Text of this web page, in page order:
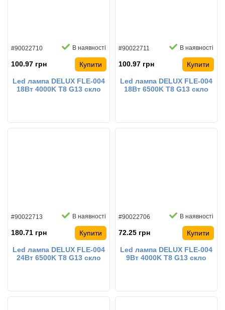
#90022710 В наявності
100.97 грн Купити
Led лампа DELUX FLE-004
18Вт 4000K T8 G13 скло
#90022711 В наявності
100.97 грн Купити
Led лампа DELUX FLE-004
18Вт 6500K T8 G13 скло
#90022713 В наявності
180.71 грн Купити
Led лампа DELUX FLE-004
24Вт 6500K T8 G13 скло
#90022706 В наявності
72.25 грн Купити
Led лампа DELUX FLE-004
9Вт 4000K T8 G13 скло